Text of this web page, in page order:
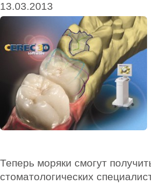
13.03.2013
Теперь моряки смогут
стоматологических